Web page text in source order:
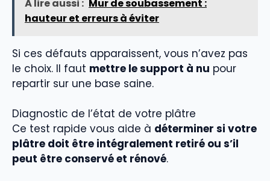
À lire aussi : Mur de soubassement :
hauteur et erreurs à éviter
Si ces défauts apparaissent, vous n’avez pas
le choix. Il faut mettre le support à nu pour
repartir sur une base saine.
Diagnostic de l’état de votre plâtre
Ce test rapide vous aide à déterminer si votre
plâtre doit être intégralement retiré ou s’il
peut être conservé et rénové.